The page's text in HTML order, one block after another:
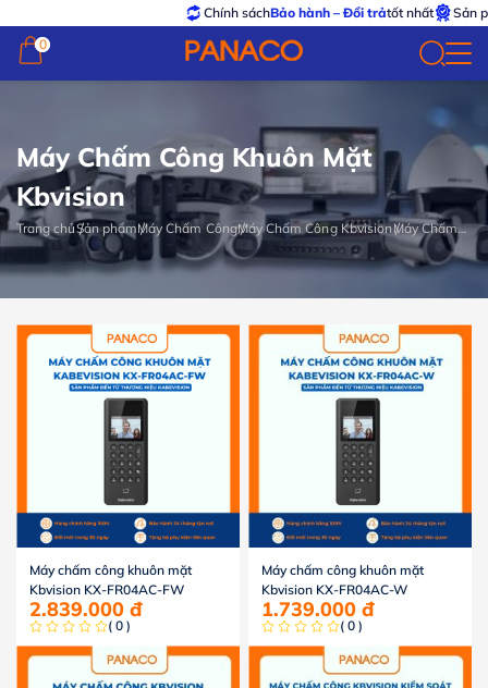
Chính sáchBảo hành – Đổi trảtốt nhất
Sản
0
0
Máy Chấm Công Khuôn Mặt
Kbvision
Trang chủSản phẩmMáy Chấm CôngMáy Chấm Công KbvisionMáy Chấm
Công Khuôn
Mặt Kbvision
Máy chấm công khuôn mặt
Kbvision KX-FR04AC-FW
2.839.000 đ
( 0 )
Máy chấm công khuôn mặt
Kbvision KX-FR04AC-W
1.739.000 đ
( 0 )